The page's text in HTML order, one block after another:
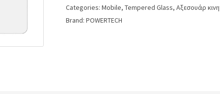
Categories: Mobile, Tempered Glass, Αξεσουάρ
Brand: POWERTECH